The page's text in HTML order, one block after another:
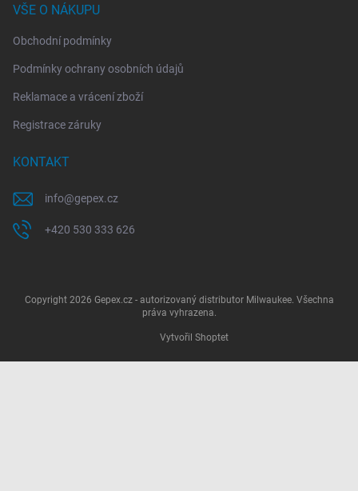
VŠE O NÁKUPU
Obchodní podmínky
Podmínky ochrany osobních údajů
Reklamace a vrácení zboží
Registrace záruky
KONTAKT
info@gepex.cz
+420 530 333 626
Vytvořil Shoptet
Copyright 2026 Gepex.cz - autorizovaný distributor Milwaukee. Všechna
práva vyhrazena.